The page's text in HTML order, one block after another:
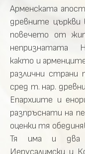
Арменската
древните
повечето от
непризнатата
както и
различни страни
сред т. нар.
Епархиите и
разпръснати на
оценки тя
Тя има и два
Иерусалимски и